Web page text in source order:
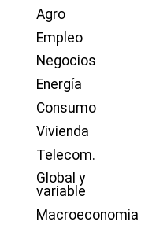
Agro
Empleo
Negocios
Energía
Consumo
Vivienda
Telecom.
Global y
variable
Macroeconomia